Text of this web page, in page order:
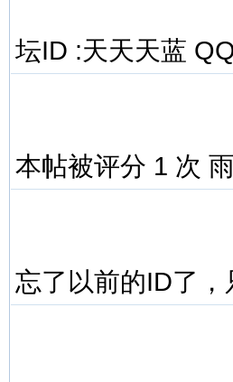
坛ID :天天天蓝
本帖被评分 1 次
忘了以前的ID了